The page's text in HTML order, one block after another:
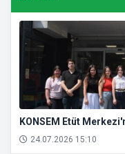
KONSEM Etüt
24.07.2026 15:10